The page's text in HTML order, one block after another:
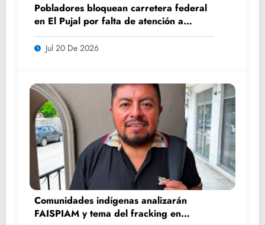
Pobladores bloquean carretera federal
en El Pujal por falta de atención a
caminos
Jul 20 De 2026
Comunidades indígenas analizarán
FAISPIAM y tema del fracking en